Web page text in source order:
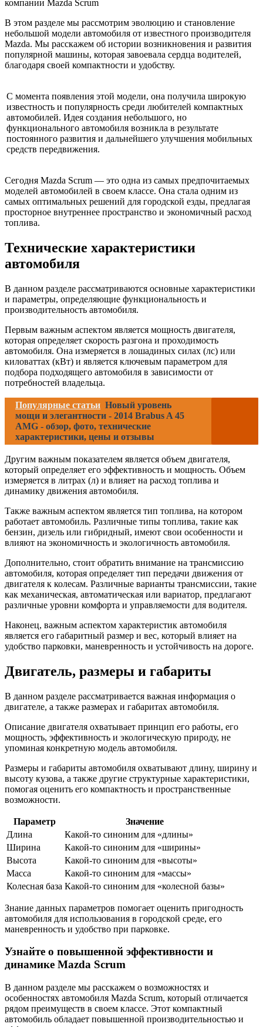
В этом разделе мы рассмотрим эволюцию и становление
небольшой модели автомобиля от известного производителя
Mazda. Мы расскажем об истории возникновения и развития
популярной машины, которая завоевала сердца водителей,
благодаря своей компактности и удобству.
С момента появления этой модели, она получила широкую
известность и популярность среди любителей компактных
автомобилей. Идея создания небольшого, но
функционального автомобиля возникла в результате
постоянного развития и дальнейшего улучшения мобильных
средств передвижения.
Сегодня Mazda Scrum — это одна из самых предпочитаемых
моделей автомобилей в своем классе. Она стала одним из
самых оптимальных решений для городской езды, предлагая
просторное внутреннее пространство и экономичный расход
топлива.
Технические характеристики
автомобиля
В данном разделе рассматриваются основные характеристики
и параметры, определяющие функциональность и
производительность автомобиля.
Первым важным аспектом является мощность двигателя,
которая определяет скорость разгона и проходимость
автомобиля. Она измеряется в лошадиных силах (лс) или
киловаттах (кВт) и является ключевым параметром для
подбора подходящего автомобиля в зависимости от
потребностей владельца.
Популярные статьи Новый уровень
мощи и элегантности - 2014 Brabus A 45
AMG - обзор, фото, технические
характеристики, цены и отзывы
Другим важным показателем является объем двигателя,
который определяет его эффективность и мощность. Объем
измеряется в литрах (л) и влияет на расход топлива и
динамику движения автомобиля.
Также важным аспектом является тип топлива, на котором
работает автомобиль. Различные типы топлива, такие как
бензин, дизель или гибридный, имеют свои особенности и
влияют на экономичность и экологичность автомобиля.
Дополнительно, стоит обратить внимание на трансмиссию
автомобиля, которая определяет тип передачи движения от
двигателя к колесам. Различные варианты трансмиссии, такие
как механическая, автоматическая или вариатор, предлагают
различные уровни комфорта и управляемости для водителя.
Наконец, важным аспектом характеристик автомобиля
является его габаритный размер и вес, который влияет на
удобство парковки, маневренность и устойчивость на дороге.
Двигатель, размеры и габариты
В данном разделе рассматривается важная информация о
двигателе, а также размерах и габаритах автомобиля.
Описание двигателя охватывает принцип его работы, его
мощность, эффективность и экологическую природу, не
упоминая конкретную модель автомобиля.
Размеры и габариты автомобиля охватывают длину, ширину и
высоту кузова, а также другие структурные характеристики,
помогая оценить его компактность и пространственные
возможности.
Параметр
Значение
Длина
Какой-то синоним для «длины»
Ширина
Какой-то синоним для «ширины»
Высота
Какой-то синоним для «высоты»
Масса
Какой-то синоним для «массы»
Колесная база Какой-то синоним для «колесной базы»
Знание данных параметров помогает оценить пригодность
автомобиля для использования в городской среде, его
маневренность и удобство при парковке.
Узнайте о повышенной эффективности и
динамике Mazda Scrum
В данном разделе мы расскажем о возможностях и
особенностях автомобиля Mazda Scrum, который отличается
рядом преимуществ в своем классе. Этот компактный
автомобиль обладает повышенной производительностью и